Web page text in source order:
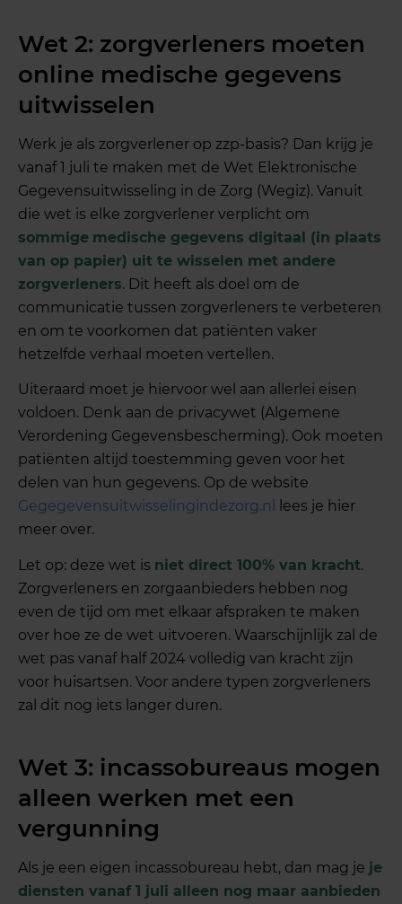
Wet 2: zorgverleners moeten
online medische gegevens
uitwisselen
Werk je als zorgverlener op zzp-basis? Dan krijg je
vanaf 1 juli te maken met de Wet Elektronische
Gegevensuitwisseling in de Zorg (Wegiz). Vanuit
die wet is elke zorgverlener verplicht om
sommige medische gegevens digitaal (in plaats
van op papier) uit te wisselen met andere
zorgverleners. Dit heeft als doel om de
communicatie tussen zorgverleners te verbeteren
en om te voorkomen dat patiënten vaker
hetzelfde verhaal moeten vertellen.
Uiteraard moet je hiervoor wel aan allerlei eisen
voldoen. Denk aan de privacywet (Algemene
Verordening Gegevensbescherming). Ook moeten
patiënten altijd toestemming geven voor het
delen van hun gegevens. Op de website
Gegegevensuitwisselingindezorg.nl
lees je hier
meer over.
Let op: deze wet is niet direct 100% van kracht.
Zorgverleners en zorgaanbieders hebben nog
even de tijd om met elkaar afspraken te maken
over hoe ze de wet uitvoeren. Waarschijnlijk zal de
wet pas vanaf half 2024 volledig van kracht zijn
voor huisartsen. Voor andere typen zorgverleners
zal dit nog iets langer duren.
Wet 3: incassobureaus mogen
alleen werken met een
vergunning
Als je een eigen incassobureau hebt, dan mag je je
diensten vanaf 1 juli alleen nog maar aanbieden